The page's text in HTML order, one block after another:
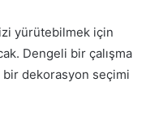
yürütebilmek için
Dengeli bir çalışma
dekorasyon seçimi